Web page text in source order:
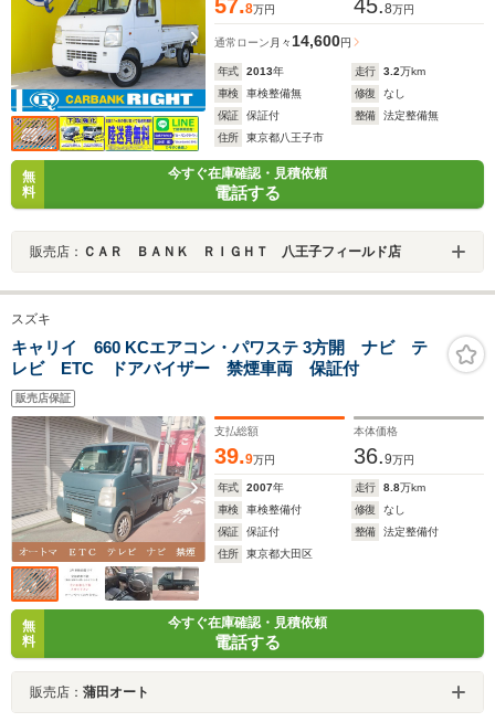
57.8万円 45.8万円
通常ローン 月々 14,600円
年式 2013年 走行 3.2万km
車検
車検整備無 修復
なし
保証
保証付 整備
法定整備無
住所
東京都八王子市
無
料
今すぐ在庫確認・見積依頼
電話する
販売店： ＣＡＲ ＢＡＮＫ ＲＩＧＨＴ 八王子フィールド店
スズキ
キャリイ 660 KCエアコン・パワステ 3方開 ナビ テ
レビ ETC ドアバイザー 禁煙車両 保証付
販売店保証
支払総額
39.9万円
本体価格
36.9万円
年式 2007年 走行 8.8万km
車検
車検整備付 修復
なし
保証
保証付 整備
法定整備付
住所
東京都大田区
無
料
今すぐ在庫確認・見積依頼
電話する
販売店： 蒲田オート